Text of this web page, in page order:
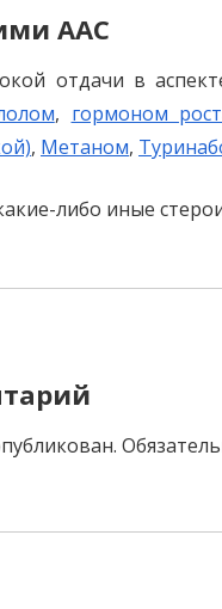
AAC
отдачи в
, гормоном
, Метаном,
либо иные